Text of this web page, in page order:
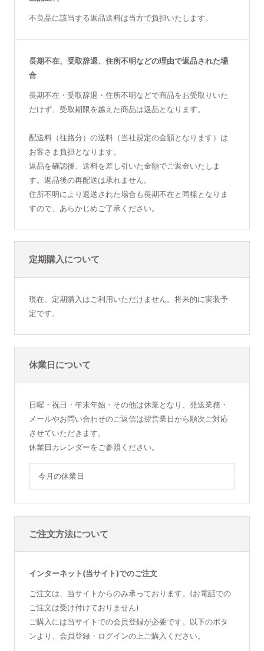
不良品に該当する返品送料は当方で負担いたします。
長期不在、受取辞退、住所不明などの理由で返品された場
合
長期不在・受取辞退・住所不明などで商品をお受取りいた
だけず、受取期限を越えた商品は返品となります。
配送料（往路分）の送料（当社規定の金額となります）は
お客さま負担となります。
返品を確認後、送料を差し引いた金額でご返金いたしま
す。返品後の再配送は承れません。
住所不明により返送された場合も長期不在と同様となりま
すので、あらかじめご了承ください。
定期購入について
現在、定期購入はご利用いただけません。将来的に実装予
定です。
休業日について
日曜・祝日・年末年始・その他は休業となり、発送業務・
メールやお問い合わせのご返信は翌営業日から順次ご対応
させていただきます。
休業日カレンダーをご参照ください。
今月の休業日
ご注文方法について
インターネット(当サイト)でのご注文
ご注文は、当サイトからのみ承っております。(お電話での
ご注文は受け付けておりません)
ご購入には当サイトでの会員登録が必要です。以下のボタ
ンより、会員登録・ログインの上ご購入ください。